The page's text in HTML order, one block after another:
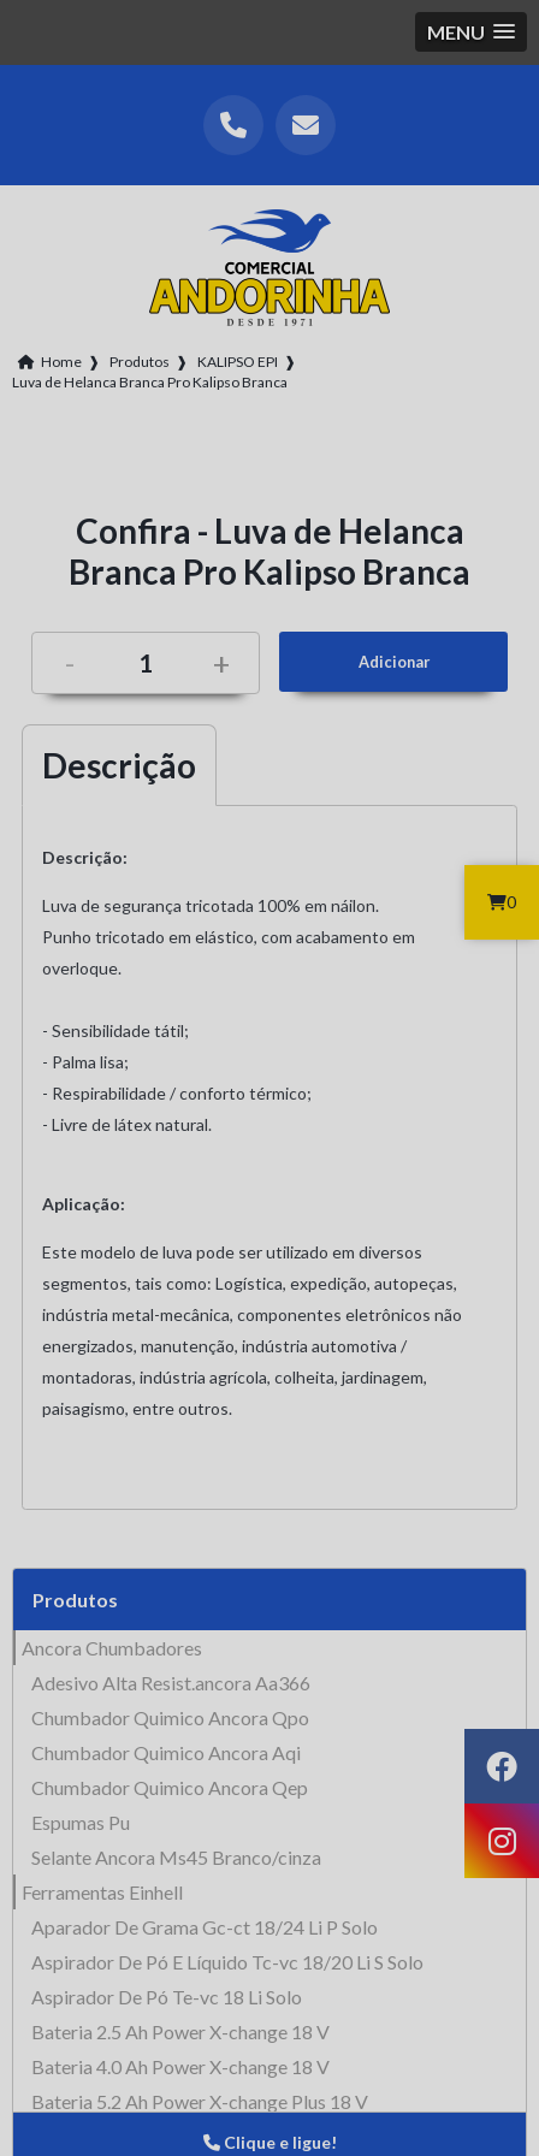
MENU
0
Home ❱ Produtos ❱ KALIPSO EPI ❱
Luva de Helanca Branca Pro Kalipso Branca
Confira - Luva de Helanca
Branca Pro Kalipso Branca
- +
Descrição
Descrição:
Luva de segurança tricotada 100% em náilon.
Punho tricotado em elástico, com acabamento em
overloque.
- Sensibilidade tátil;
- Palma lisa;
- Respirabilidade / conforto térmico;
- Livre de látex natural.
Aplicação:
Este modelo de luva pode ser utilizado em diversos
segmentos, tais como: Logística, expedição, autopeças,
indústria metal-mecânica, componentes eletrônicos não
energizados, manutenção, indústria automotiva /
montadoras, indústria agrícola, colheita, jardinagem,
paisagismo, entre outros.
Produtos
Ancora Chumbadores
Adesivo Alta Resist.ancora Aa366
Chumbador Quimico Ancora Qpo
Chumbador Quimico Ancora Aqi
Chumbador Quimico Ancora Qep
Espumas Pu
Selante Ancora Ms45 Branco/cinza
Ferramentas Einhell
Aparador De Grama Gc-ct 18/24 Li P Solo
Aspirador De Pó E Líquido Tc-vc 18/20 Li S Solo
Aspirador De Pó Te-vc 18 Li Solo
Bateria 2.5 Ah Power X-change 18 V
Bateria 4.0 Ah Power X-change 18 V
Bateria 5.2 Ah Power X-change Plus 18 V
Carregador Power X-change 18 V Bivolt
Clique e ligue!